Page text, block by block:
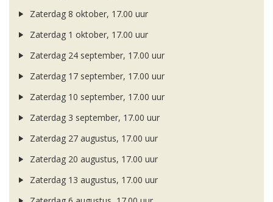
Zaterdag 8 oktober, 17.00 uur
Zaterdag 1 oktober, 17.00 uur
Zaterdag 24 september, 17.00 uur
Zaterdag 17 september, 17.00 uur
Zaterdag 10 september, 17.00 uur
Zaterdag 3 september, 17.00 uur
Zaterdag 27 augustus, 17.00 uur
Zaterdag 20 augustus, 17.00 uur
Zaterdag 13 augustus, 17.00 uur